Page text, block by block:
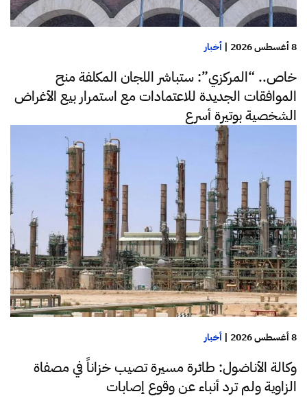
8 أغسطس 2026 | أخبار
خاص.. “المركزي”: ستباشر اللجان المكلفة منح
الموافقات الجديدة للاعتمادات مع استمرار بيع الأغراض
الشخصية بوتيرة أسرع
8 أغسطس 2026 | أخبار
وكالة الأناضول: طائرة مسيرة تصيب خزاناً في مصفاة
الزاوية ولم ترد أنباء عن وقوع إصابات